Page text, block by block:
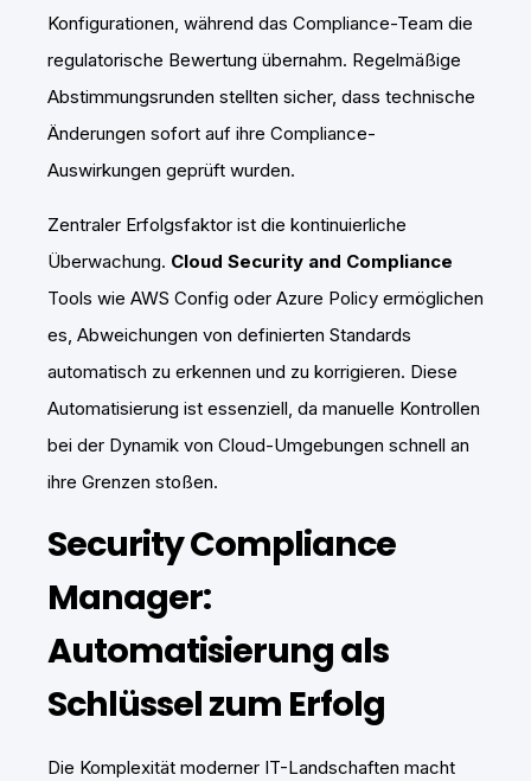
Konfigurationen, während das Compliance-Team die
regulatorische Bewertung übernahm. Regelmäßige
Abstimmungsrunden stellten sicher, dass technische
Änderungen sofort auf ihre Compliance-
Auswirkungen geprüft wurden.
Zentraler Erfolgsfaktor ist die kontinuierliche
Überwachung. Cloud Security and Compliance
Tools wie AWS Config oder Azure Policy ermöglichen
es, Abweichungen von definierten Standards
automatisch zu erkennen und zu korrigieren. Diese
Automatisierung ist essenziell, da manuelle Kontrollen
bei der Dynamik von Cloud-Umgebungen schnell an
ihre Grenzen stoßen.
Security Compliance
Manager:
Automatisierung als
Schlüssel zum Erfolg
Die Komplexität moderner IT-Landschaften macht